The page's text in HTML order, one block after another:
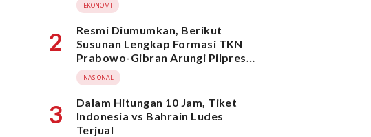
EKONOMI
2
Resmi Diumumkan, Berikut
Susunan Lengkap Formasi TKN
Prabowo-Gibran Arungi Pilpres
2024, Ada Ridwan Kamil hingga
Suami Yenny Wahid
NASIONAL
3
Dalam Hitungan 10 Jam, Tiket
Indonesia vs Bahrain Ludes
Terjual